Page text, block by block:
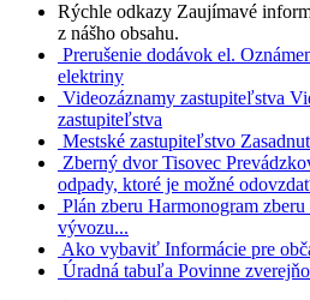
Rýchle odkazy Zaujímavé
z nášho obsahu.
Prerušenie dodávok el.
elektriny
Videozáznamy zastupiteľstva
zastupiteľstva
Mestské zastupiteľstvo
Zberný dvor Tisovec
odpady, ktoré je možné
Plán zberu Harmonogram
vývozu...
Ako vybaviť Informácie pre
Úradná tabuľa Povinne